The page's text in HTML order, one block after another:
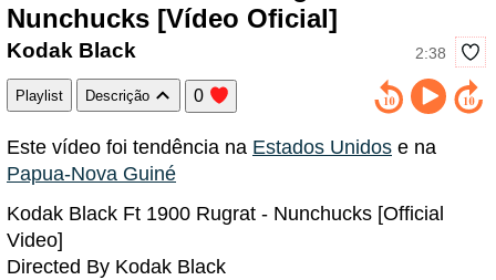
Nunchucks [Vídeo Oficial]
2:38
Kodak Black
Playlist Descrição 0
Este vídeo foi tendência na Estados Unidos e na
Papua-Nova Guiné
Kodak Black Ft 1900 Rugrat - Nunchucks [Official
Video]
Directed By Kodak Black